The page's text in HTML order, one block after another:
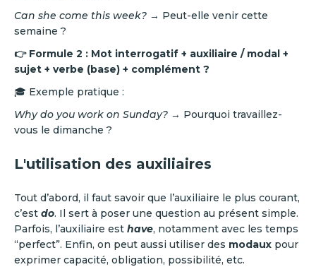
Can she come this week? → Peut-elle venir cette
semaine ?
👉 Formule 2 : Mot interrogatif + auxiliaire / modal +
sujet + verbe (base) + complément ?
🎓 Exemple pratique :
Why do you work on Sunday? → Pourquoi travaillez-
vous le dimanche ?
L'utilisation des auxiliaires
Tout d’abord, il faut savoir que l’auxiliaire le plus courant,
c’est do. Il sert à poser une question au présent simple.
Parfois, l’auxiliaire est have, notamment avec les temps
“perfect”. Enfin, on peut aussi utiliser des modaux pour
exprimer capacité, obligation, possibilité, etc.